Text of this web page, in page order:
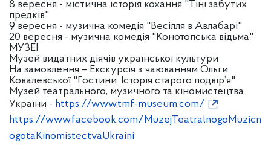
8 вересня - містична історія кохання "Тіні забутих
предків"
9 вересня - музична комедія "Весілля в Авлабарі"
20 вересня - музична комедія "Конотопська відьма"
МУЗЕЇ
Музей видатних діячів української культури
На замовлення – Екскурсія з чаюванням Ольги
Ковалевської "Гостини. Історія старого подвір’я"
Музей театрального, музичного та кіномистецтва
України - https://www.tmf-museum.com/
https://www.facebook.com/MuzejTeatralnogoMuzicn
ogotaKinomistectvaUkraini